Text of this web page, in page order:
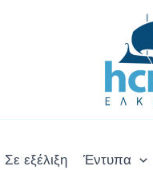
Σε εξέλιξη Έντυπα